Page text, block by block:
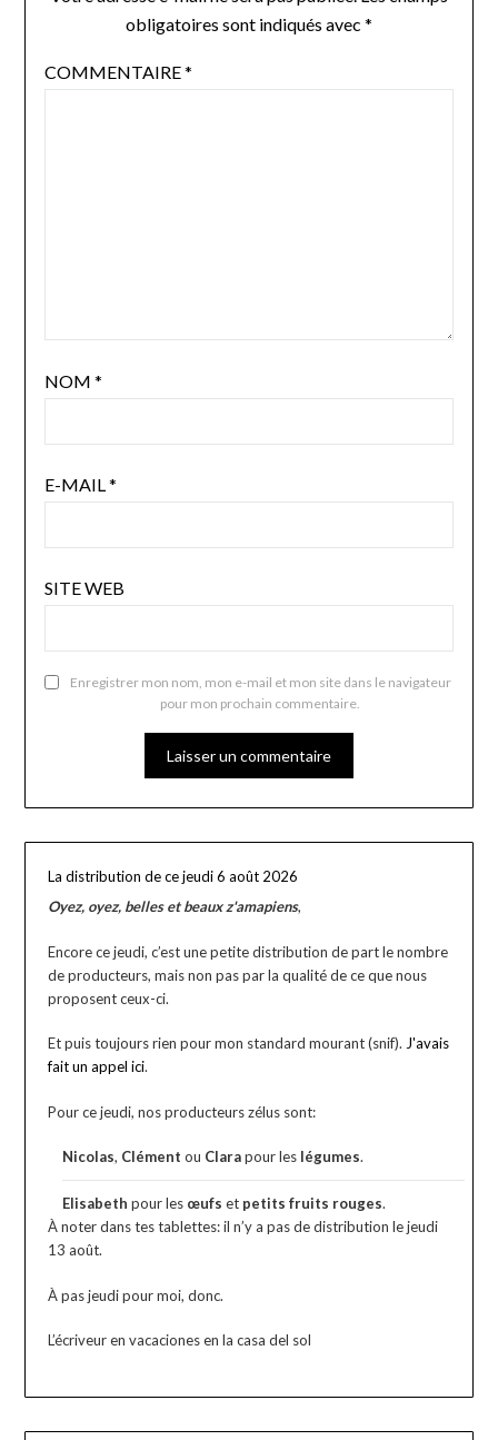
obligatoires sont indiqués avec *
COMMENTAIRE*
NOM *
E-MAIL *
SITE WEB
Enregistrer mon nom, mon e-mail et mon site dans le navigateur
pour mon prochain commentaire.
La distribution de ce jeudi 6 août 2026
Oyez, oyez, belles et beaux z'amapiens,
Encore ce jeudi, c’est une petite distribution de part le nombre
de producteurs, mais non pas par la qualité de ce que nous
proposent ceux-ci.
Et puis toujours rien pour mon standard mourant (snif). J'avais
fait un appel ici.
Pour ce jeudi, nos producteurs zélus sont:
Nicolas, Clémentou Clarapour les légumes.
Elisabethpour les œufset petits fruits rouges.
À noter dans tes tablettes: il n’y a pas de distribution le jeudi
13 août.
À pas jeudi pour moi, donc.
L’écriveur en vacaciones en la casa del sol